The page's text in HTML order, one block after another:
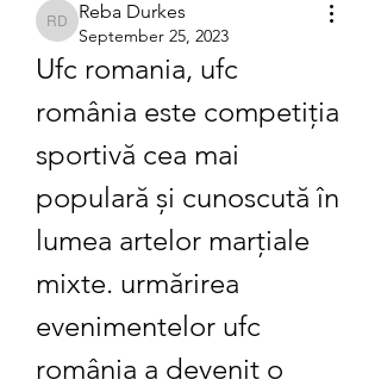
Reba Durkes
Reba Durkes
September 25, 2023
Ufc romania, ufc
românia este competiția
sportivă cea mai
populară și cunoscută în
lumea artelor marțiale
mixte. urmărirea
evenimentelor ufc
românia a devenit o